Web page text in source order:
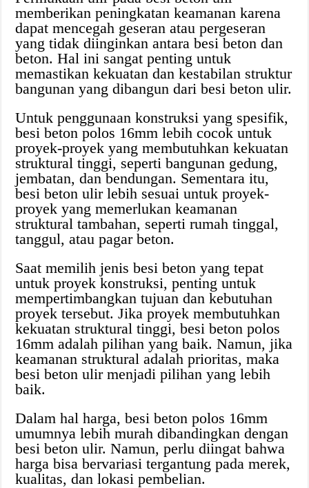
memberikan peningkatan keamanan karena
dapat mencegah geseran atau pergeseran
yang tidak diinginkan antara besi beton dan
beton. Hal ini sangat penting untuk
memastikan kekuatan dan kestabilan struktur
bangunan yang dibangun dari besi beton ulir.
Untuk penggunaan konstruksi yang spesifik,
besi beton polos 16mm lebih cocok untuk
proyek-proyek yang membutuhkan kekuatan
struktural tinggi, seperti bangunan gedung,
jembatan, dan bendungan. Sementara itu,
besi beton ulir lebih sesuai untuk proyek-
proyek yang memerlukan keamanan
struktural tambahan, seperti rumah tinggal,
tanggul, atau pagar beton.
Saat memilih jenis besi beton yang tepat
untuk proyek konstruksi, penting untuk
mempertimbangkan tujuan dan kebutuhan
proyek tersebut. Jika proyek membutuhkan
kekuatan struktural tinggi, besi beton polos
16mm adalah pilihan yang baik. Namun, jika
keamanan struktural adalah prioritas, maka
besi beton ulir menjadi pilihan yang lebih
baik.
Dalam hal harga, besi beton polos 16mm
umumnya lebih murah dibandingkan dengan
besi beton ulir. Namun, perlu diingat bahwa
harga bisa bervariasi tergantung pada merek,
kualitas, dan lokasi pembelian.